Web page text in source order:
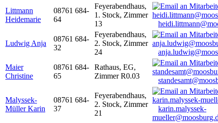
Littmann
Heidemarie
08761 684-
64
Feyerabendhaus,
1. Stock, Zimmer
13
Ludwig Anja
08761 684-
32
Feyerabendhaus,
2. Stock, Zimmer
24
Maier
Christine
08761 684-
65
Rathaus, EG,
Zimmer R0.03
Malyssek-
Müller Karin
08761 684-
37
Feyerabendhaus,
2. Stock, Zimmer
21
karin.malyssek-